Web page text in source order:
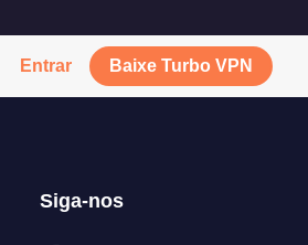
Entrar Baixe Turbo VPN
Siga-nos